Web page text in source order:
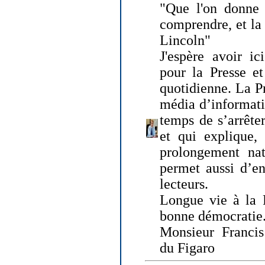
"Que l'on
comprendre, et
Lincoln"
J'espère avoir
pour la Presse
quotidienne. La
média
temps de
et qui explique,
prolongement
permet aussi
lecteurs.
Longue vie à la
bonne
Monsieur
du Figaro